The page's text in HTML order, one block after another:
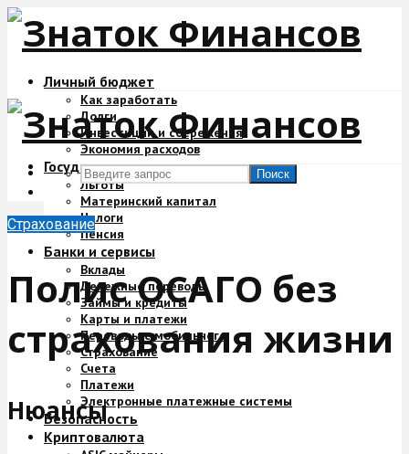
Личный бюджет
Как заработать
Долги
Инвестиции и сбережения
Экономия расходов
Государство и деньги
Льготы
Материнский капитал
Налоги
Пенсия
Банки и сервисы
Вклады
Денежные переводы
Займы и кредиты
Карты и платежи
Переводы с мобильного
Страхование
Счета
Платежи
Электронные платежные системы
Безопасность
Криптовалюта
Поиск
Страхование
Полис ОСАГО без
страхования жизни
Нюансы